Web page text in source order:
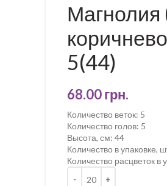
Магнолия
5(44)
68.00грн.
Количество веток: 5
Количество голов: 5
Высота, см: 44
Количество в упаковке,
Количество расцветок в